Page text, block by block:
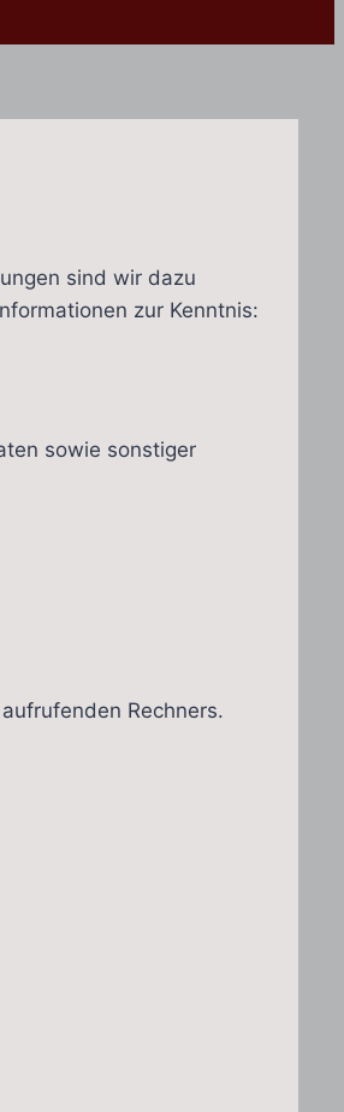
sind wir dazu
zur Kenntnis:
sowie sonstiger
Rechners.